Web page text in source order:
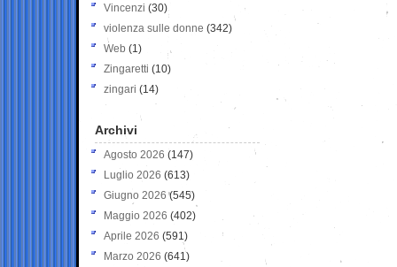
Vincenzi (30)
violenza sulle donne (342)
Web (1)
Zingaretti (10)
zingari (14)
Archivi
Agosto 2026 (147)
Luglio 2026 (613)
Giugno 2026 (545)
Maggio 2026 (402)
Aprile 2026 (591)
Marzo 2026 (641)